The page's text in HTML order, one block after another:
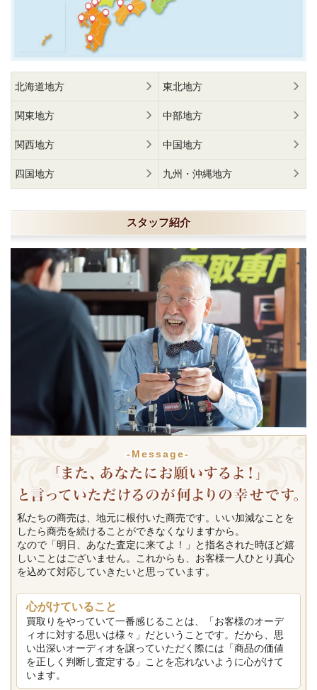
北海道地方 東北地方
関東地方 中部地方
関西地方 中国地方
四国地方 九州・沖縄地方
スタッフ紹介
-Message-
私たちの商売は、地元に根付いた商売です。いい加減なことを
したら商売を続けることができなくなりますから。
なので「明日、あなた査定に来てよ！」と指名された時ほど嬉
しいことはございません。これからも、お客様一人ひとり真心
を込めて対応していきたいと思っています。
心がけていること
買取りをやっていて一番感じることは、「お客様のオーデ
ィオに対する思いは様々」だということです。だから、思
い出深いオーディオを譲っていただく際には「商品の価値
を正しく判断し査定する」ことを忘れないように心がけて
います。